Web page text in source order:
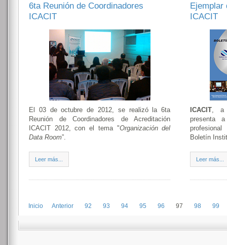
6ta Reunión de Coordinadores
ICACIT
El 03 de octubre de 2012, se realizó la 6ta
Reunión de Coordinadores de Acreditación
ICACIT 2012, con el tema "Organización del
Data Room”.
Leer más...
Ejemplar
ICACIT
ICACIT, a
presenta
Boletín
Leer más...
Inicio Anterior 92 93 94 95 96 97 98 99